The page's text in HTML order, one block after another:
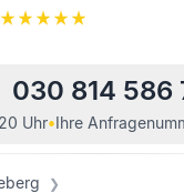
030 814 586
Uhr•Ihre